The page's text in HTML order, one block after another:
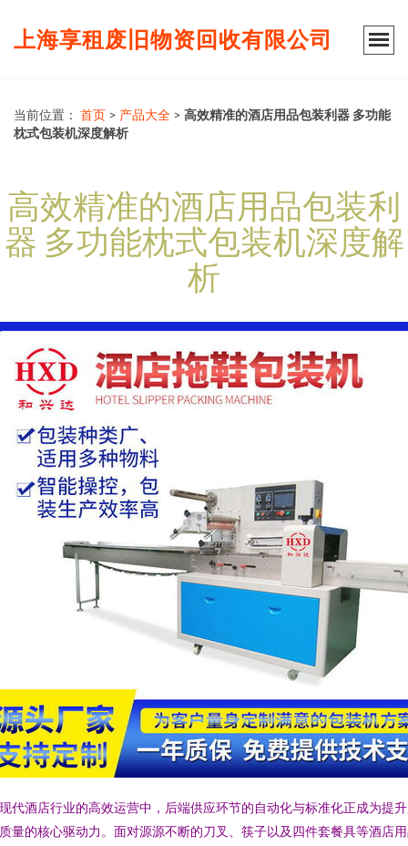
上海享租废旧物资回收有限公司
当前位置： 首页 > 产品大全 > 高效精准的酒店用品包装利器 多功能
枕式包装机深度解析
高效精准的酒店用品包装利
器 多功能枕式包装机深度解
析
代酒店行业的高效运营中，后端供应环节的自动化与标准化正成为提
量的核心驱动力。面对源源不断的刀叉、筷子以及四件套餐具等酒店